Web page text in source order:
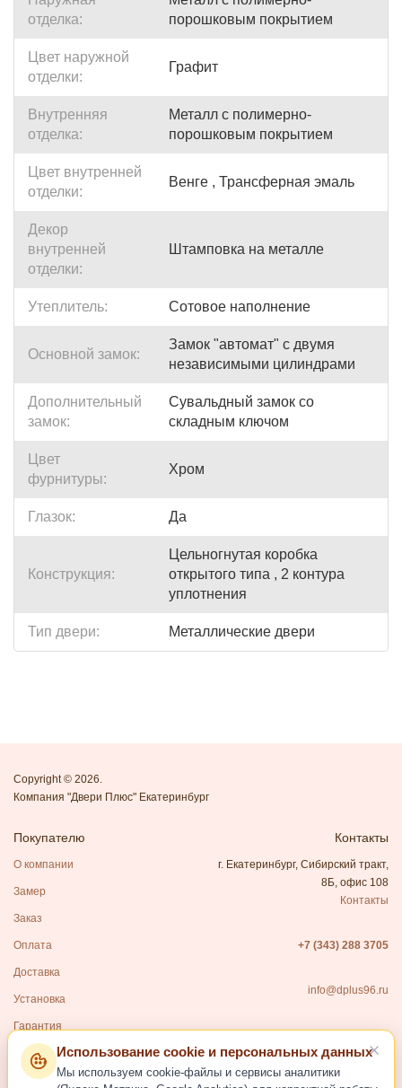
отделка:
порошковым покрытием
Цвет наружной
отделки:
Графит
Внутренняя
отделка:
Металл с полимерно-
порошковым покрытием
Цвет внутренней
отделки:
Венге , Трансферная эмаль
Декор
внутренней
отделки:
Штамповка на металле
Утеплитель: Сотовое наполнение
Основной замок:
Замок "автомат" с двумя
независимыми цилиндрами
Дополнительный
замок:
Сувальдный замок со
складным ключом
Цвет
фурнитуры:
Хром
Глазок: Да
Конструкция:
Цельногнутая коробка
открытого типа , 2 контура
уплотнения
Тип двери: Металлические двери
Copyright © 2026.
Компания "Двери Плюс" Екатеринбург
Покупателю
О компании
Замер
Заказ
Оплата
Доставка
Установка
Гарантия
Контакты
г. Екатеринбург, Сибирский тракт,
8Б, офис 108
Контакты
+7 (343) 288 3705
info@dplus96.ru
Каталог
Входные двери
Использование cookie и персональных данных
Мы используем cookie-файлы и сервисы аналитики